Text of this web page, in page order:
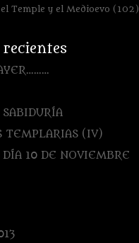
Temple y el Medioevo (102)
SABIDURÍA
TEMPLARIAS (IV)
10 DE NOVIEMBRE